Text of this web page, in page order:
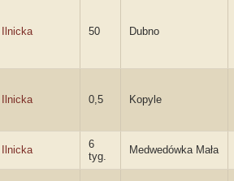
Ilnicka 50 Dubno
Ilnicka 0,5 Kopyle
Ilnicka
6
tyg.
Medwedówka Mała